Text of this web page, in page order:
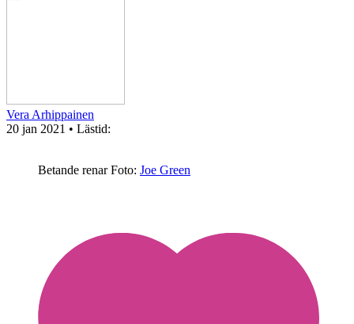
Vera Arhippainen
20 jan 2021 • Lästid:
Betande renarFoto: Joe Green